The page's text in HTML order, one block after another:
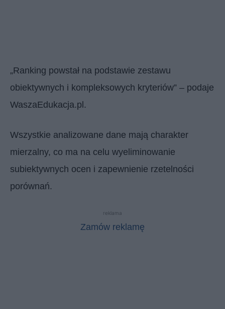
„Ranking powstał na podstawie zestawu
obiektywnych i kompleksowych kryteriów” – podaje
WaszaEdukacja.pl.
Wszystkie analizowane dane mają charakter
mierzalny, co ma na celu wyeliminowanie
subiektywnych ocen i zapewnienie rzetelności
porównań.
reklama
Zamów reklamę